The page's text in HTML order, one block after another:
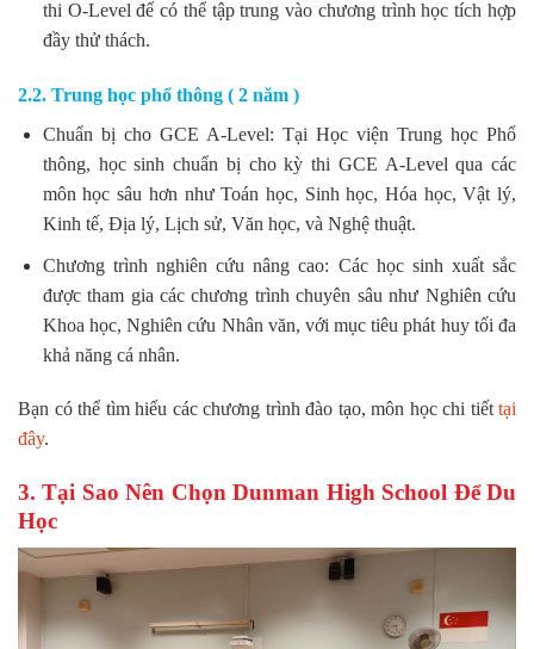
thi O-Level để có thể tập trung vào chương trình học tích hợp
đầy thử thách.
2.2. Trung học phổ thông ( 2 năm )
Chuẩn bị cho GCE A-Level: Tại Học viện Trung học Phổ
thông, học sinh chuẩn bị cho kỳ thi GCE A-Level qua các
môn học sâu hơn như Toán học, Sinh học, Hóa học, Vật lý,
Kinh tế, Địa lý, Lịch sử, Văn học, và Nghệ thuật.
Chương trình nghiên cứu nâng cao: Các học sinh xuất sắc
được tham gia các chương trình chuyên sâu như Nghiên cứu
Khoa học, Nghiên cứu Nhân văn, với mục tiêu phát huy tối đa
khả năng cá nhân.
Bạn có thể tìm hiểu các chương trình đào tạo, môn học chi tiếttại
đây.
3. Tại Sao Nên Chọn Dunman High School Để Du
Học